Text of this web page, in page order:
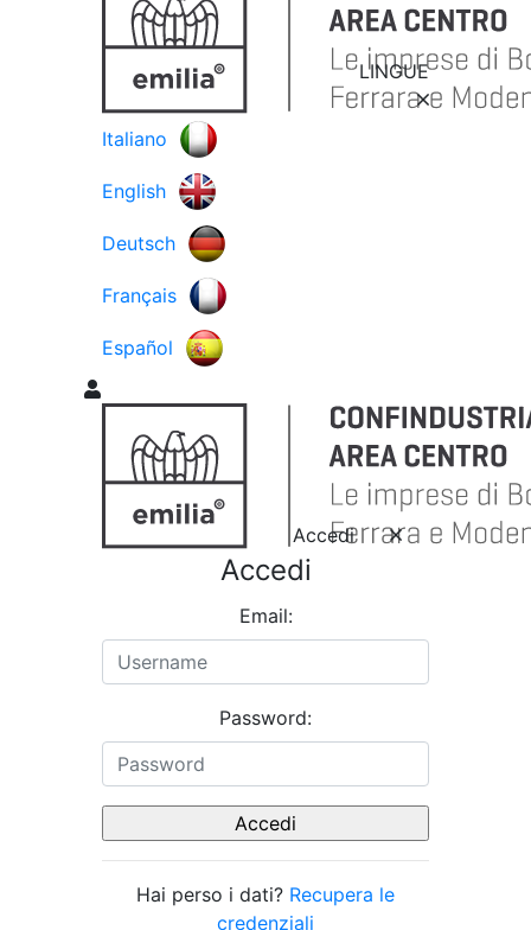
LINGUE
Italiano
English
Deutsch
Français
Español
Accedi
Accedi
Email:
Password:
Hai perso i dati? Recupera le
credenziali